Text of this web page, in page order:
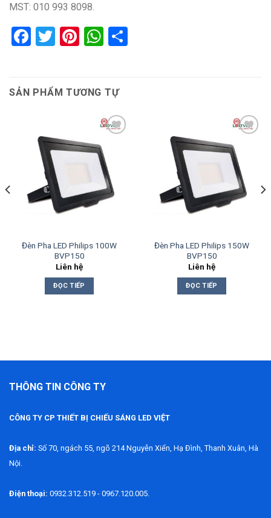
MST: 010 993 8098.
Facebook
Twitter
Pinterest
WhatsApp
SẢN PHẨM TƯƠNG TỰ
Add to
wishlist
Đèn Pha LED Philips 100W
BVP150
Liên hệ
ĐỌC TIẾP
Add to
wishlist
Đèn Pha LED Philips 150W
BVP150
Liên hệ
ĐỌC TIẾP
THÔNG TIN CÔNG TY
CÔNG TY CP THIẾT BỊ CHIẾU SÁNG LED VIỆT
Địa chỉ: Số 70, ngách 55, ngõ 214 Nguyễn Xiển, Hạ Đình, Thanh Xuân, Hà
Nội.
Điện thoại: 0932.312.519 - 0967.120.005.